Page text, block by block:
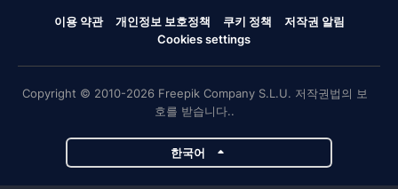
이용 약관 개인정보 보호정책 쿠키 정책
저작권 알림
Cookies settings
Copyright © 2010-2026 Freepik Company S.L.U. 저작권법의 보
호를 받습니다..
한국어